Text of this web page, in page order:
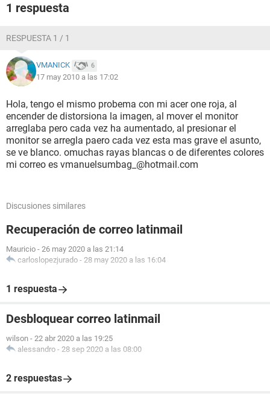
1 respuesta
RESPUESTA 1 / 1
VMANICK 6
17 may 2010 a las 17:02
Hola, tengo el mismo probema con mi acer one roja, al
encender de distorsiona la imagen, al mover el monitor
arreglaba pero cada vez ha aumentado, al presionar el
monitor se arregla paero cada vez esta mas grave el asunto,
se ve blanco. omuchas rayas blancas o de diferentes colores
mi correo es vmanuelsumbag_@hotmail.com
Discusiones similares
Recuperación de correo latinmail
Mauricio - 26 may 2020 a las 21:14
carloslopezjurado - 28 may 2020 a las 16:04
1 respuesta
Desbloquear correo latinmail
wilson - 22 abr 2020 a las 19:25
alessandro - 28 sep 2020 a las 08:00
2 respuestas